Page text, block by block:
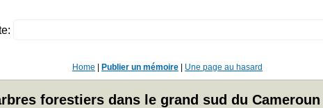
Home Publier un mémoire Une page au hasard
forestiers dans le grand sud du Cameroun